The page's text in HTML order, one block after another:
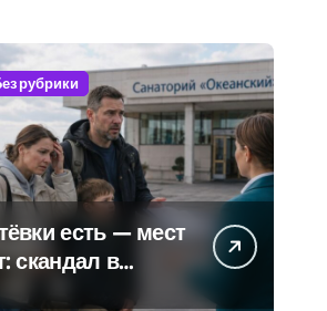
рубрики
есть — мест
скандал в